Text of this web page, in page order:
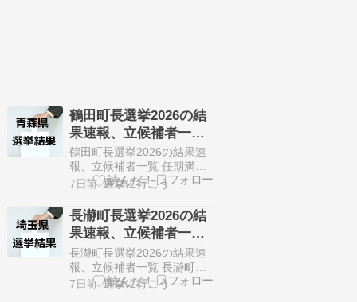
鶴田町長選挙2026の結
果速報、立候補者一覧
（8月2日、青森県）
鶴田町長選挙2026の結果速
報、立候補者一覧 任期満了
に伴う鶴田町長選挙が7月28
人に対して2人が立候補して
います。 8月2日に投開票の
予定です。 今回の記事はこ
の鶴田町長選挙の立候補
者、選挙結果速報情報をま
とめていきます。 選挙概要
7日前 選挙に行こう
長瀞町長選挙2026の結
果速報、立候補者一覧
（8月2日、埼玉県）
長瀞町長選挙2026の結果速
報、立候補者一覧 長瀞町長
の欠員に伴う長瀞町長選挙
7日前 選挙に行こう